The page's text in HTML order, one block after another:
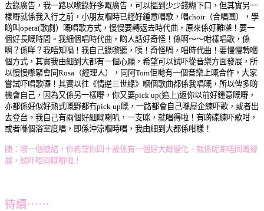
去錄廣告， 我一路以嚟錄好多嘅廣告， 可以搵到少少錢糊下口， 但其實另一
樣嘢就係我入行之前， 小朋友嗰時已經好鍾意唱歌， 唱choir（合唱圑）， 學
啲叫opera(歌劇）嘅唱歌方式， 慢慢要轉返去時代曲， 原來係好難㗎！ 要一
個好長嘅時間。 我細個唱時代曲，啲人話好奇怪！ 係啊～～咁樣唱歌， 係
啊？係咩？我唔知喎！ 我自己錄嚟聽， 咦！奇怪喎，唱時代曲！ 要慢慢轉嗰
個方式， 其實我由細到大都有一個心願， 希望可以試吓從音樂方面發展， 所
以慢慢嚟緊會同Rosa（經理人）， 同阿Tom佢哋有一個音樂上嘅合作， 大家
嘗試吓唱歌囉！ 其實以往《情逆三世緣》嗰個歌曲都係我唱嘅， 所以俾多啲
機會自己， 因為又係另一樣嘢， 你又要pick up(追上)返你以前好鍾意嘅嘢，
亦都係好似好熟式嘅野都冇pick up嘅， 一路都會自己喺屋企練吓歌， 或者出
去登台。 我自己有兩個好細嘅喇叭，一支咪， 就唱得啦！ 有啲碟練吓歌咁，
或者喺個浴室度唱， 即係沖涼嗰時唱， 我由細到大都係咁樣！
陳：嚟一個總結， 你希望你四十歲係有一個好大嘅變化， 就係呢啲唔同嘅發
展， 試吓唔同嘅嘢啦！
待續⋯⋯